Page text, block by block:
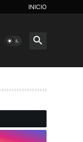
INICIO